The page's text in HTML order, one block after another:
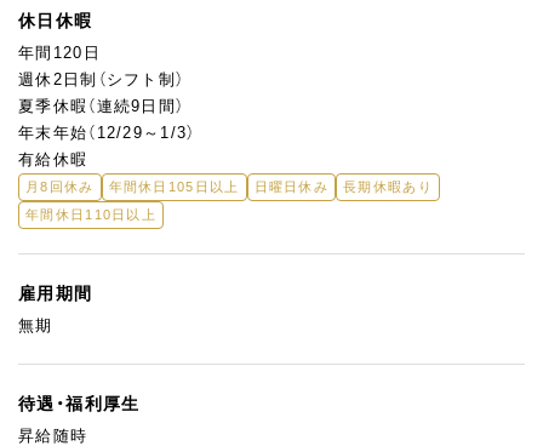
休日休暇
年間120日
週休2日制（シフト制）
夏季休暇（連続9日間）
年末年始（12/29～1/3）
有給休暇
月8回休み 年間休日105日以上 日曜日休み
長期休暇あり
年間休日110日以上
雇用期間
無期
待遇・福利厚生
昇給随時